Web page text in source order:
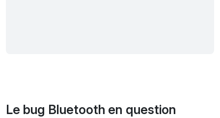
Le bug Bluetooth en question